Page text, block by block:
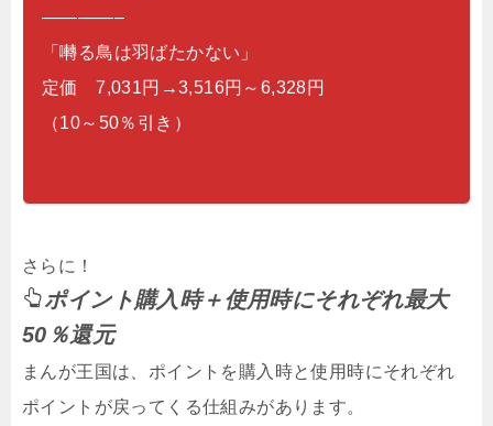
————–
「囀る鳥は羽ばたかない」
定価 7,031円→3,516円～6,328円
（10～50％引き）
さらに！
ポイント購入時＋使用時にそれぞれ最大
50％還元
まんが王国は、ポイントを購入時と使用時にそれぞれ
ポイントが戻ってくる仕組みがあります。